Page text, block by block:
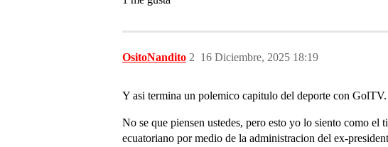
OsitoNandito 16 Diciembre, 2025 18:19
2
Y asi termina un polemico capitulo del deporte con GolTV.
No se que piensen ustedes, pero esto yo lo siento como
ecuatoriano por medio de la administracion del ex-